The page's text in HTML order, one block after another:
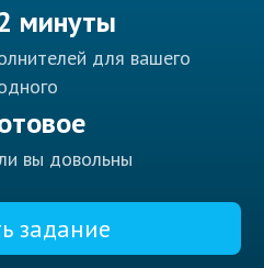
минуты
для вашего
вы довольны
задание